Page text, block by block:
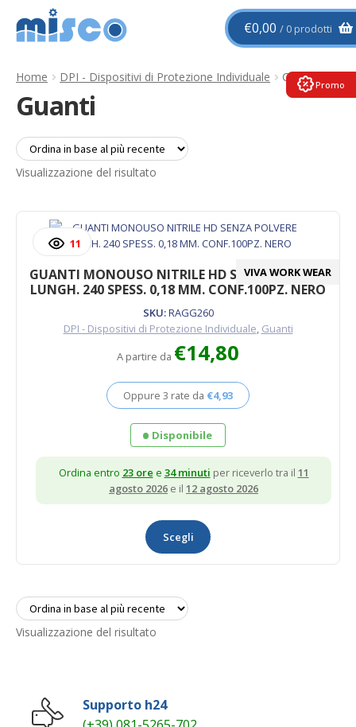
Vai
alla
Vai
al
€0,00 0 prodotti
Home DPI - Dispositivi di Protezione Individuale Guanti
Guanti
Visualizzazione del risultato
VIVA WORK WEAR
GUANTI MONOUSO NITRILE HD SENZA POLVERE
LUNGH. 240 SPESS. 0,18 MM. CONF.100PZ. NERO
SKU:RAGG260
DPI - Dispositivi di Protezione Individuale, Guanti
A partire da €14,80
Oppure 3 rate da €4,93
11
Disponibile
Ordina entro 23 ore e 34 minuti per riceverlo tra il 11
agosto 2026 e il 12 agosto 2026
Scegli
prodotto
più
Visualizzazione del risultato
Supporto h24
Promo